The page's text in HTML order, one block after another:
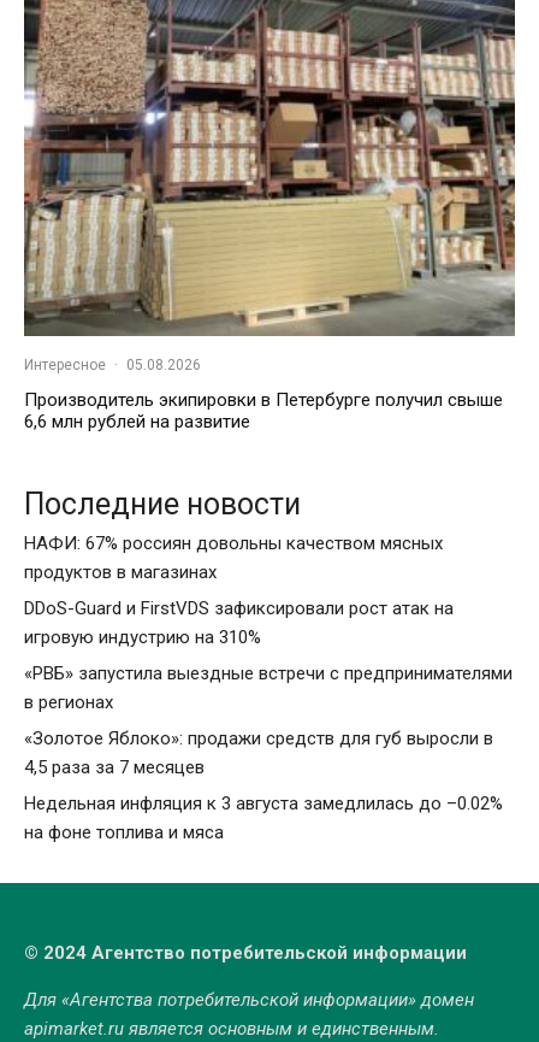
Интересное · 05.08.2026
Производитель экипировки в Петербурге получил свыше
6,6 млн рублей на развитие
Последние новости
НАФИ: 67% россиян довольны качеством мясных
продуктов в магазинах
DDoS-Guard и FirstVDS зафиксировали рост атак на
игровую индустрию на 310%
«РВБ» запустила выездные встречи с предпринимателями
в регионах
«Золотое Яблоко»: продажи средств для губ выросли в
4,5 раза за 7 месяцев
Недельная инфляция к 3 августа замедлилась до –0.02%
на фоне топлива и мяса
© 2024 Агентство потребительской информации
Для «Агентства потребительской информации» домен
apimarket.ruявляется основным и единственным.